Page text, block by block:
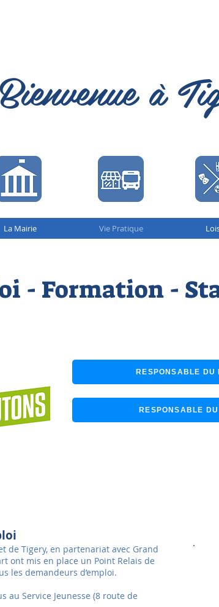
Bienvenue à
La Mairie Vie Pratique
- Formation -
RESPONSABLE DU
RESPONSABLE
de Tigery, en partenariat avec Grand
ont mis en place un Point Relais de
les demandeurs d’emploi.
au Service Jeunesse (8 route de